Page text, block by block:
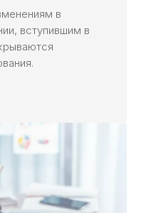
в
вступившим в